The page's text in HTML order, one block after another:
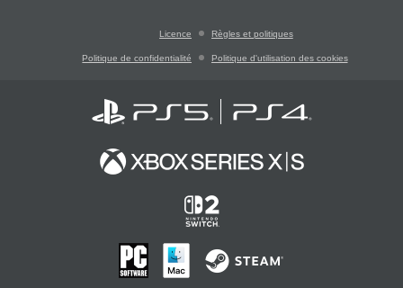
Licence Règles et politiques
Politique de confidentialité Politique d'utilisation des cookies